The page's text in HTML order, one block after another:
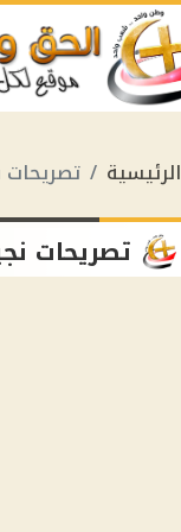
الرئيسية
تصريحات